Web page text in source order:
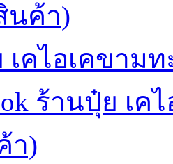
นค้า)
เคไอเคขาม
ร้านปุ๋ย เ
า)